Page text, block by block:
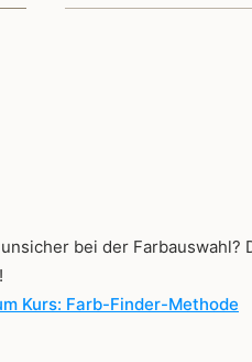
bei der
Kurs: Farb-Finder-Methode